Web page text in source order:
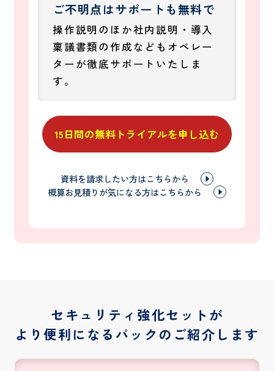
ご不明点はサポートも無料で
操作説明のほか社内説明・導入
稟議書類の作成などもオペレー
ターが徹底サポートいたしま
す。
15日間の無料トライアルを申し込む
資料を請求したい方はこちらから
概算お見積りが気になる方はこちらから
セキュリティ強化セットが
より便利になるパックのご紹介します